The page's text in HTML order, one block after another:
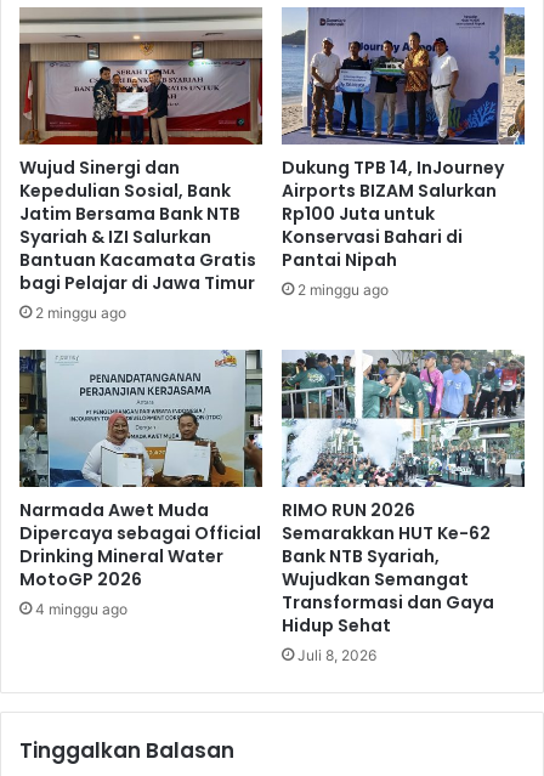
Wujud Sinergi dan
Kepedulian Sosial, Bank
Jatim Bersama Bank NTB
Syariah & IZI Salurkan
Bantuan Kacamata Gratis
bagi Pelajar di Jawa Timur
2 minggu ago
Dukung TPB 14, InJourney
Airports BIZAM Salurkan
Rp100 Juta untuk
Konservasi Bahari di
Pantai Nipah
2 minggu ago
Narmada Awet Muda
Dipercaya sebagai Official
Drinking Mineral Water
MotoGP 2026
4 minggu ago
RIMO RUN 2026
Semarakkan HUT Ke-62
Bank NTB Syariah,
Wujudkan Semangat
Transformasi dan Gaya
Hidup Sehat
Juli 8, 2026
Tinggalkan Balasan